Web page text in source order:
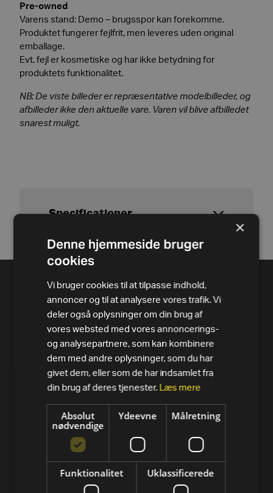
Pre-owned
Varens stand: Demo – brugsspor kan forekomme.
Produktet fungerer fejlfrit, men leveres uden original
emballage.
Evt. fejl er kosmetiske og har ikke betydning for
produktets funktionalitet.
NB: De viste billeder er repræsentative modelbilleder, og
afbilleder ikke den aktuelle vare. Varen vil blive afbilledet
snarest muligt.
Specificationer
Løbebånd
Motionscykler
×
Denne hjemmeside bruger
cookies
Vi bruger cookies til at tilpasse indhold,
annoncer og til at analysere vores trafik. Vi
deler også oplysninger om din brug af
vores websted med vores annoncerings-
og analysepartnere, som kan kombinere
dem med andre oplysninger, som du har
givet dem, eller som de har indsamlet fra
din brug af deres tjenester.
Læs mere
Absolut
nødvendige
Ydeevne Målretning
Funktionalitet Uklassificerede